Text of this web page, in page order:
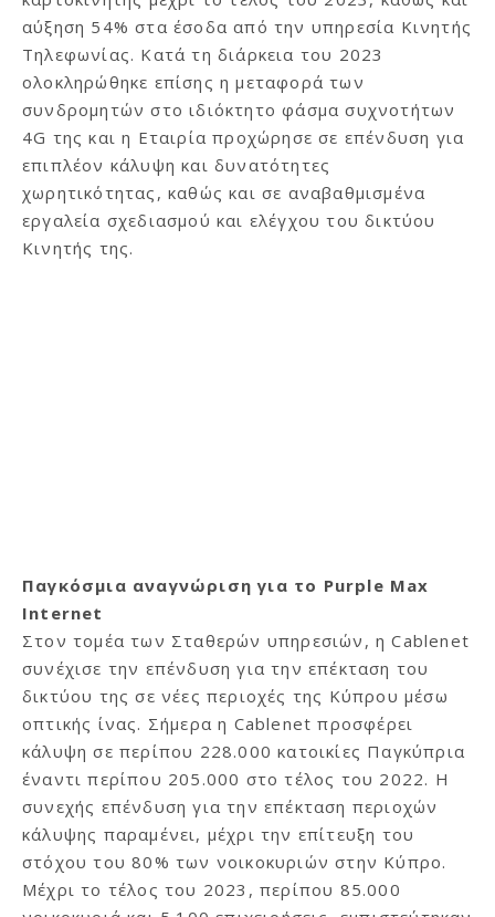
αύξηση 54% στα έσοδα από την υπηρεσία Κινητής
Τηλεφωνίας. Κατά τη διάρκεια του 2023
ολοκληρώθηκε επίσης η μεταφορά των
συνδρομητών στο ιδιόκτητο φάσμα συχνοτήτων
4G της και η Εταιρία προχώρησε σε επένδυση για
επιπλέον κάλυψη και δυνατότητες
χωρητικότητας, καθώς και σε αναβαθμισμένα
εργαλεία σχεδιασμού και ελέγχου του δικτύου
Κινητής της.
Παγκόσμια αναγνώριση για το Purple Max
Internet
Στον τομέα των Σταθερών υπηρεσιών, η Cablenet
συνέχισε την επένδυση για την επέκταση του
δικτύου της σε νέες περιοχές της Κύπρου μέσω
οπτικής ίνας. Σήμερα η Cablenet προσφέρει
κάλυψη σε περίπου 228.000 κατοικίες Παγκύπρια
έναντι περίπου 205.000 στο τέλος του 2022. Η
συνεχής επένδυση για την επέκταση περιοχών
κάλυψης παραμένει, μέχρι την επίτευξη του
στόχου του 80% των νοικοκυριών στην Κύπρο.
Μέχρι το τέλος του 2023, περίπου 85.000